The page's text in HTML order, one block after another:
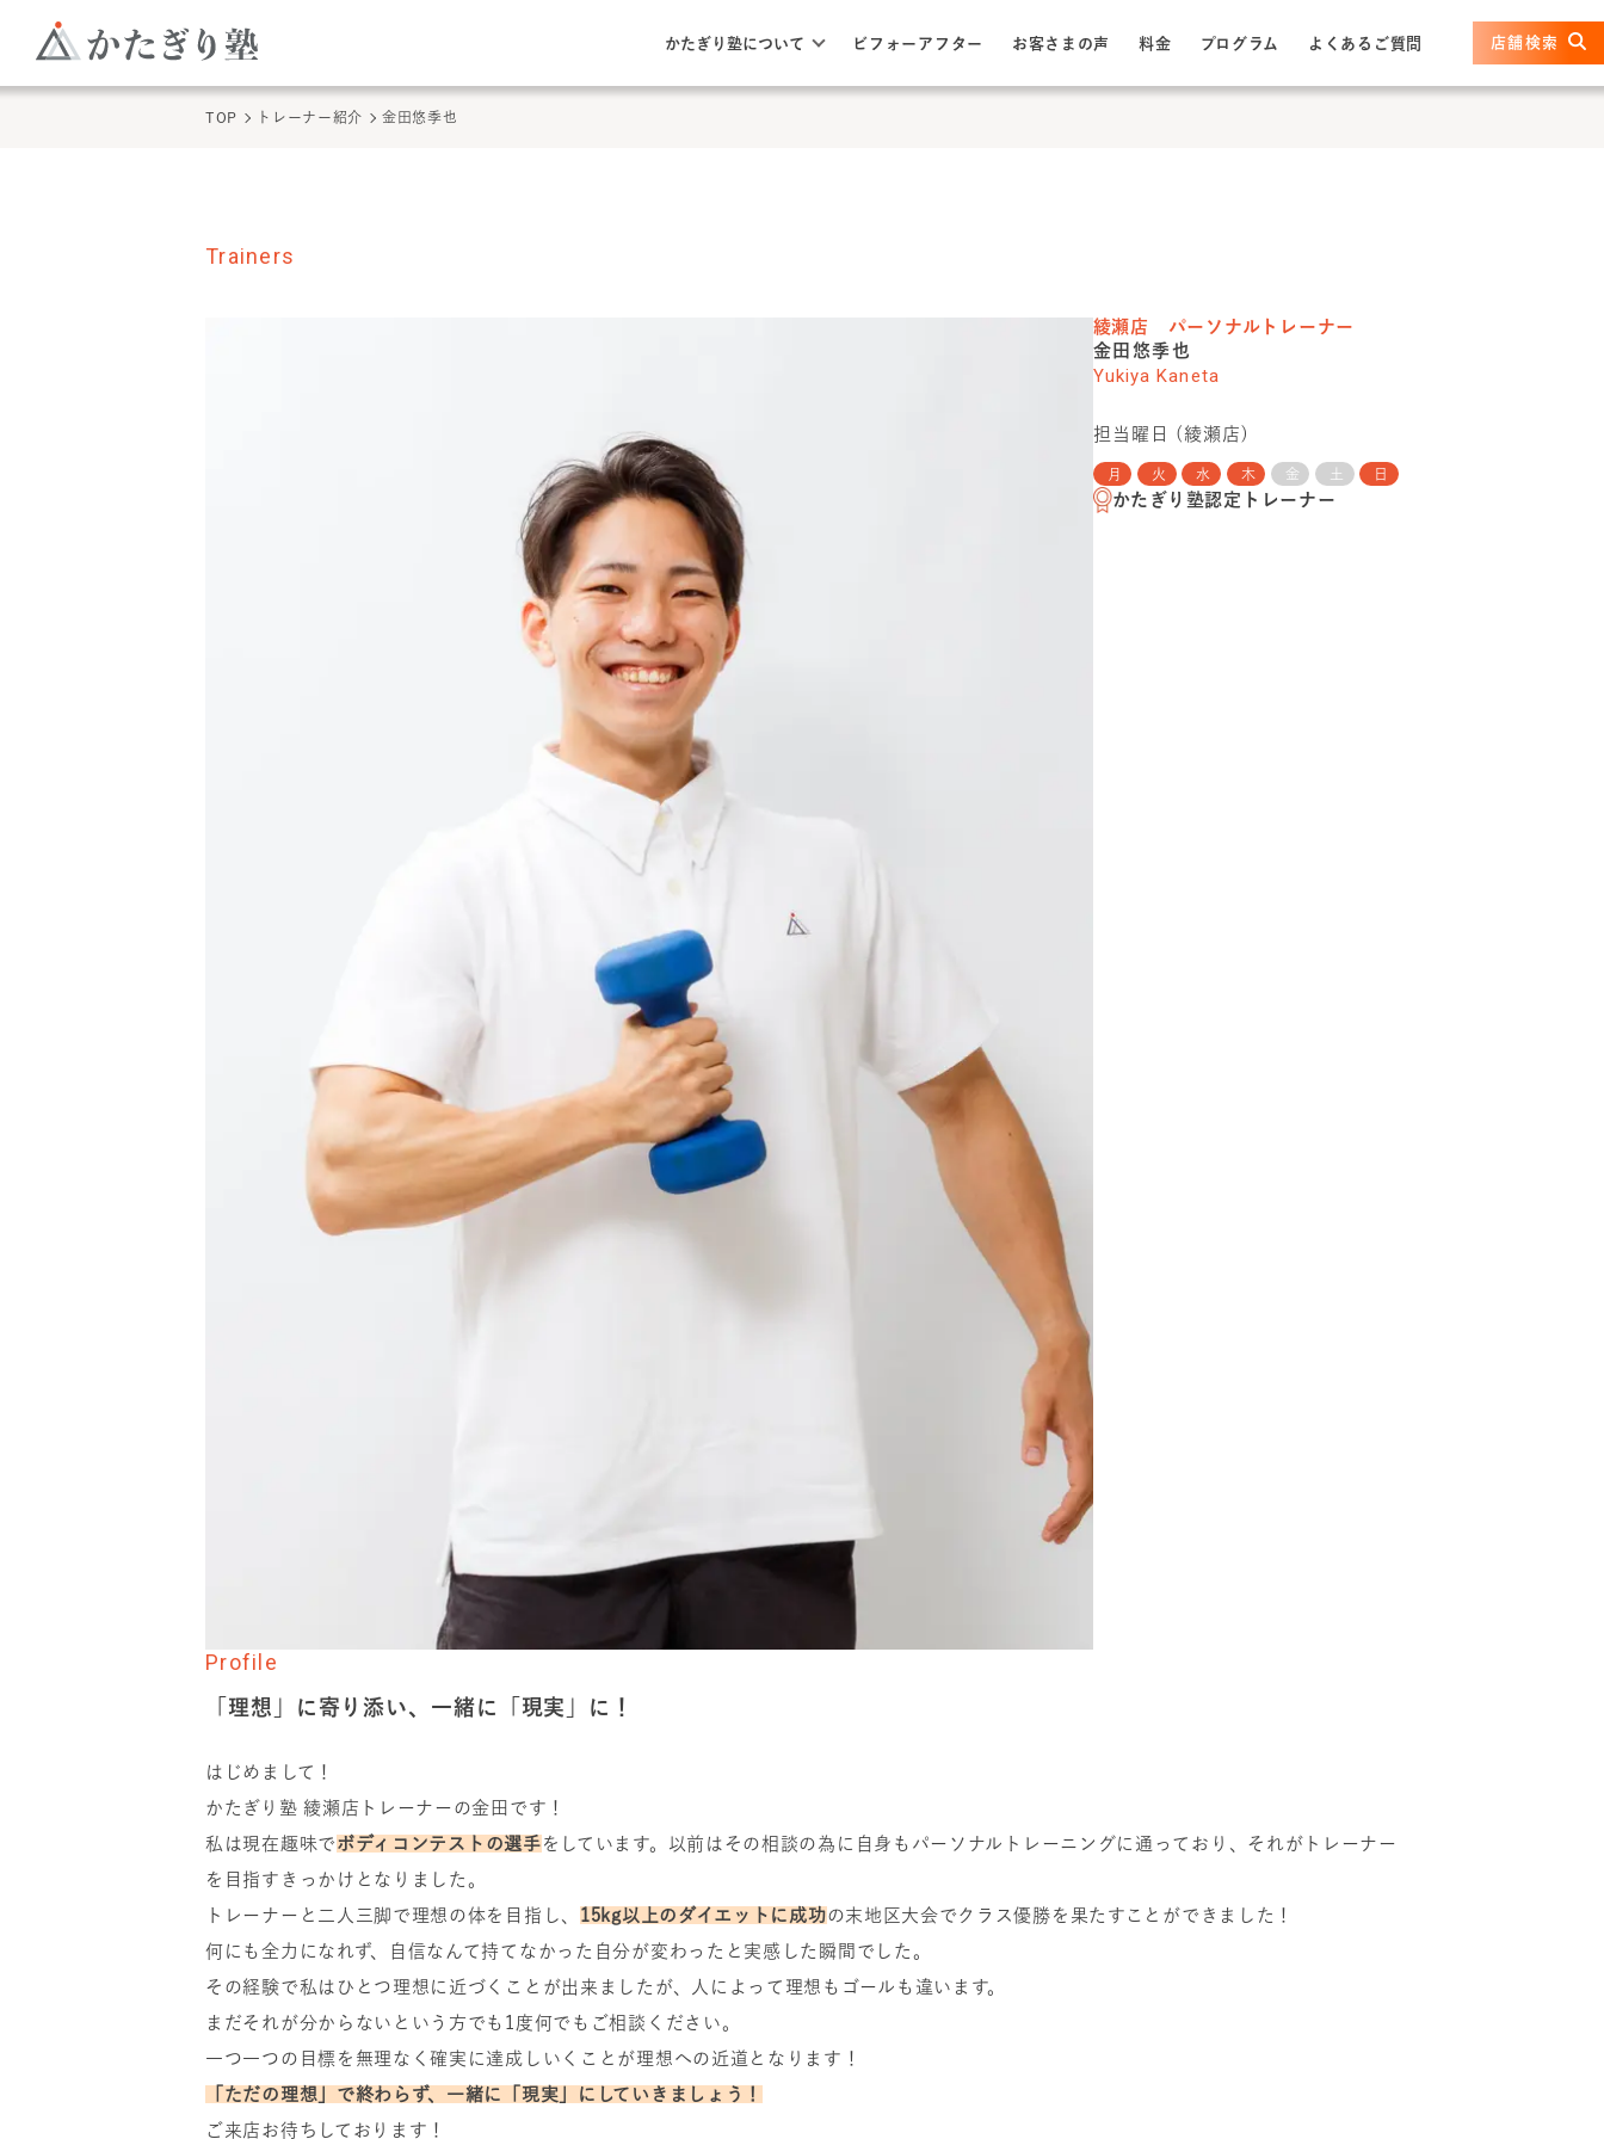
かたぎり塾について ビフォーアフター お客さまの声 料金 プログラム よくあるご質問 店舗検索
TOP トレーナー紹介 金田悠季也
Trainers
綾瀬店
パーソナルトレーナー
金田悠季也
Yukiya Kaneta
担当曜日 (綾瀬店 )
月 火 水 木 金 土 日
かたぎり塾認定トレーナー
Profile
「理想」に寄り添い、一緒に「現実」に！
はじめまして！
かたぎり塾 綾瀬店トレーナーの金田です！
私は現在趣味で ボディコンテストの選手 をしています。以前はその相談の為に自身もパーソナルトレーニングに通っており、それがトレーナー
を目指すきっかけとなりました。
トレーナーと二人三脚で理想の体を目指し、 15kg以上のダイエットに成功の末地区大会でクラス優勝を果たすことができました！
何にも全力になれず、自信なんて持てなかった自分が変わったと実感した瞬間でした。
その経験で私はひとつ理想に近づくことが出来ましたが、人によって理想もゴールも違います。
まだそれが分からないという方でも1度何でもご相談ください。
一つ一つの目標を無理なく確実に達成しいくことが理想への近道となります！
「ただの理想」で終わらず、一緒に「現実」にしていきましょう！
ご来店お待ちしております！